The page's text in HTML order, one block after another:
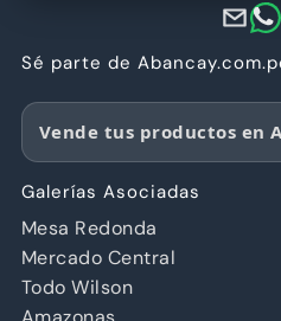
Sé parte de
Vende tus productos en
Galerías Asociadas
Mesa Redonda
Mercado Central
Todo Wilson